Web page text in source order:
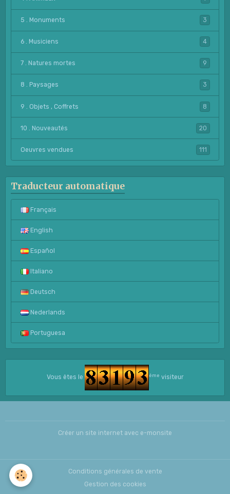
5 . Monuments 3
6 . Musiciens 4
7 . Natures mortes 9
8 . Paysages 3
9 . Objets , Coffrets 8
10 . Nouveautés 20
Oeuvres vendues 111
Traducteur automatique
Français
English
Español
Italiano
Deutsch
Nederlands
Portuguesa
Vous êtes le ème visiteur
Créer un site internet avec e-monsite
Conditions générales de vente
Gestion des cookies